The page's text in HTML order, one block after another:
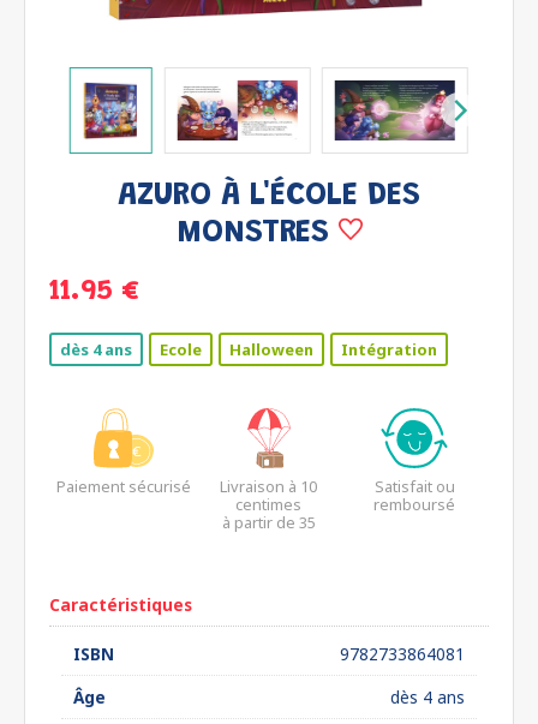
AZURO À L'ÉCOLE DES
MONSTRES
11.95 €
dès 4 ans Ecole Halloween Intégration
Paiement sécurisé
Livraison à 10
centimes
à partir de 35
Satisfait ou
remboursé
Caractéristiques
ISBN
9782733864081
Âge
dès 4 ans